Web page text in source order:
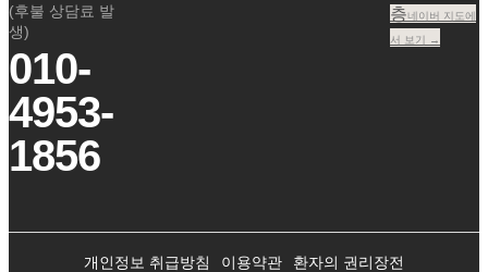
(후불 상담료 발
생)
010-
4953-
1856
층네이버 지도에
서 보기 →
개인정보 취급방침 이용약관 환자의 권리장전